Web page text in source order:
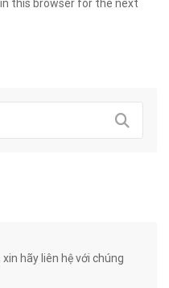
this browser for the next
hãy liên hệ với chúng